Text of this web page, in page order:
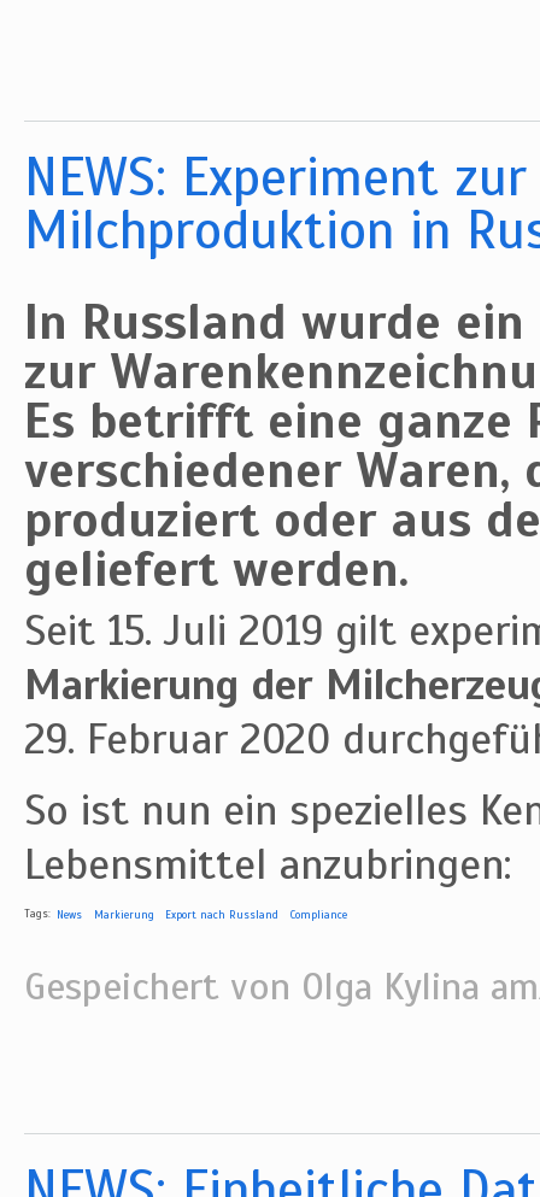
NEWS: Experiment
Milchproduktion in
In Russland wurde
zur
Es betrifft eine ganze
verschiedener Waren,
produziert oder aus
geliefert werden.
Seit 15. Juli 2019 gilt
Markierung der
29. Februar 2020
So ist nun ein spezielles
Lebensmittel anzubringen:
Tags: News Markierung Export nach Russland Compliance
Gespeichert von Olga Kylina